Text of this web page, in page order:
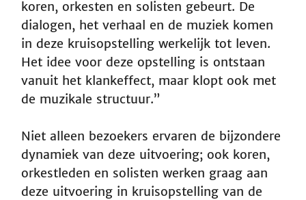
koren, orkesten en solisten gebeurt. De
dialogen, het verhaal en de muziek komen
in deze kruisopstelling werkelijk tot leven.
Het idee voor deze opstelling is ontstaan
vanuit het klankeffect, maar klopt ook met
de muzikale structuur.”
Niet alleen bezoekers ervaren de bijzondere
dynamiek van deze uitvoering; ook koren,
orkestleden en solisten werken graag aan
deze uitvoering in kruisopstelling van de